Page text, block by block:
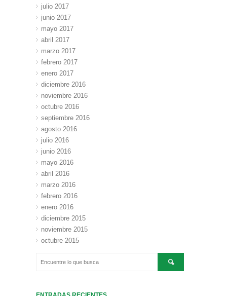
julio 2017
junio 2017
mayo 2017
abril 2017
marzo 2017
febrero 2017
enero 2017
diciembre 2016
noviembre 2016
octubre 2016
septiembre 2016
agosto 2016
julio 2016
junio 2016
mayo 2016
abril 2016
marzo 2016
febrero 2016
enero 2016
diciembre 2015
noviembre 2015
octubre 2015